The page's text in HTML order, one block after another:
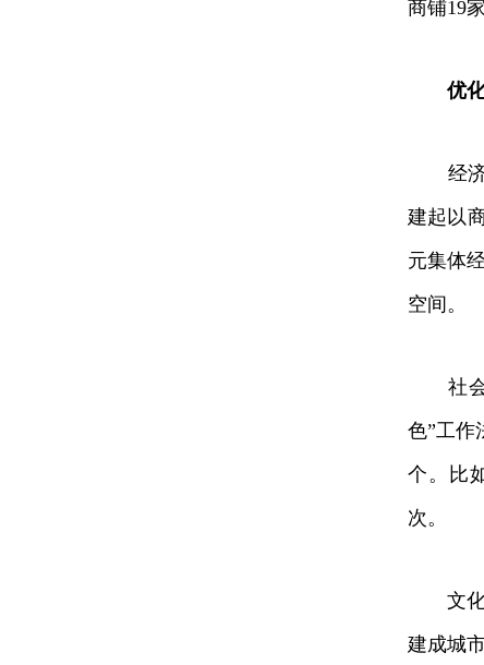
商铺19
优化
经济
建起以
元集体
空间。
社会
色”工作
个。比
次。
文化供
建成城